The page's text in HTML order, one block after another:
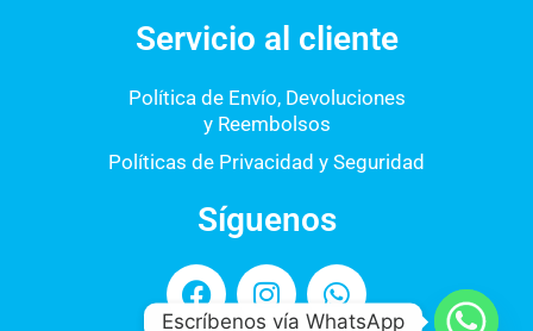
Servicio al cliente
Política de Envío, Devoluciones
y Reembolsos
Políticas de Privacidad y Seguridad
Síguenos
F
a
I
n
W
h
Escríbenos vía WhatsApp